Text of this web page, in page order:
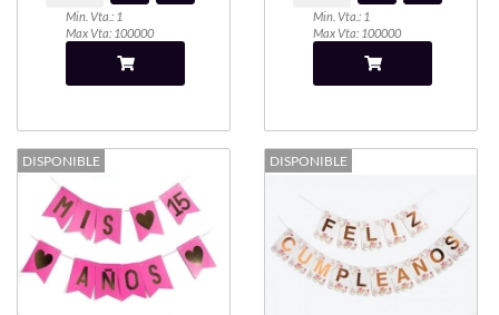
Min. Vta.: 1
Max Vta: 100000
Min. Vta.: 1
Max Vta: 100000
DISPONIBLE DISPONIBLE